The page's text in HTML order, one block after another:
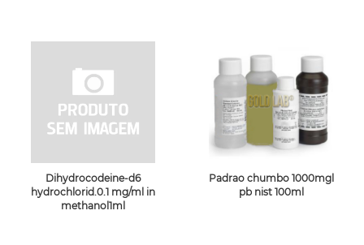
Dihydrocodeine-d6
hydrochlorid.0.1 mg/ml in
methanol1ml
Padrao chumbo 1000mgl
pb nist 100ml